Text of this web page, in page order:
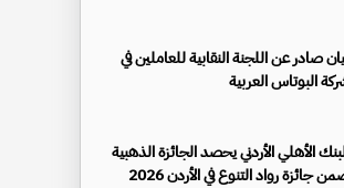
صادر عن اللجنة النقابية للعاملين في
البوتاس العربية
الأهلي الأردني يحصد الجائزة الذهبية
جائزة رواد التنوع في الأردن 2026